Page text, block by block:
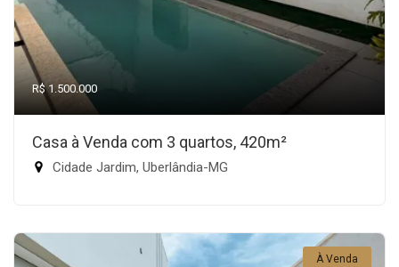
R$ 1.500.000
Casa à Venda com 3 quartos, 420m²
Cidade Jardim, Uberlândia-MG
À Venda